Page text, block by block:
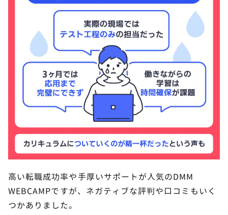
難易度
DMM WEBCAMP(ウェブキャンプ)に選考はある？
DMM WEBCAMP(ウェブキャンプ)の選考方法
事前にできる選考対策
選考の難易度と大事なこと
7
DMM WEBCAMPのコース料金と最大56万円
安くなる給付金制度
エンジニア転職 専門技術コース（給付金対象）
エンジニア転職 就業両立コース（給付金対象）
エンジニア転職 短期集中コース（転職保証あり）
給付金で最大いくら安くなる？
学習コース（全8つ）
主な実績・受賞歴
東京ドーム、星の王子さまミュージアム等で導入
された音声ガイドアプリの開発
ショーケースエクスプレスのオンライン予約シス
テムを開発
iOS & Android向けECサイト構築アプリ
「GO!store」の開発
AWS Dev Day Challenge 優秀賞受賞
SPAJAM2019 東京A予選 優秀賞受賞
情報発信
ブログ：omuricemanのブログ
本記事は、東証スタンダード上場企業である株式会
社ショーケースが運営するWebメディア「ショーケ
ース プラス」が、 コンテンツ制作ポリシーに基づ
き、責任を持って制作・編集しています。
高い転職成功率や手厚いサポートが人気のDMM
WEBCAMPですが、ネガティブな評判や口コミもいく
つかありました。